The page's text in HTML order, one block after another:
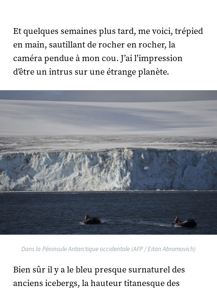
Et quelques semaines plus tard, me voici, trépied
en main, sautillant de rocher en rocher, la
caméra pendue à mon cou. J’ai l’impression
d’être un intrus sur une étrange planète.
Dans la Péninsule Antarctique occidentale (AFP / Eitan Abramovich)
Bien sûr il y a le bleu presque surnaturel des
anciens icebergs, la hauteur titanesque des